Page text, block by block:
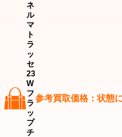
ネ
ル
マ
ト
ラ
ッ
セ
23
W
フ
ラ
ッ
プ
チ
参考買取価格：状態